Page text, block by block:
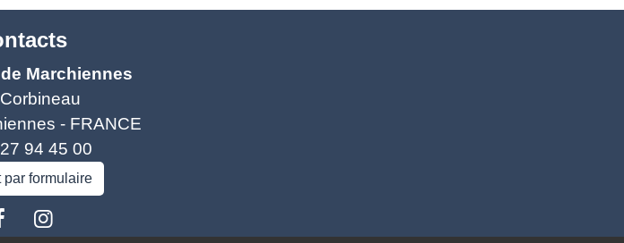
Marchiennes
- FRANCE
94 45 00
par formulaire